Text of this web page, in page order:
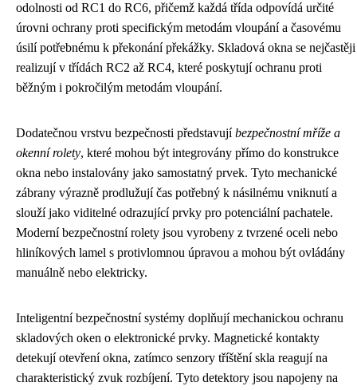
odolnosti od RC1 do RC6, přičemž každá třída odpovídá určité
úrovni ochrany proti specifickým metodám vloupání a časovému
úsilí potřebnému k překonání překážky. Skladová okna se nejčastěji
realizují v třídách RC2 až RC4, které poskytují ochranu proti
běžným i pokročilým metodám vloupání.
Dodatečnou vrstvu bezpečnosti představujíbezpečnostní mříže a
okenní rolety, které mohou být integrovány přímo do konstrukce
okna nebo instalovány jako samostatný prvek. Tyto mechanické
zábrany výrazně prodlužují čas potřebný k násilnému vniknutí a
slouží jako viditelné odrazující prvky pro potenciální pachatele.
Moderní bezpečnostní rolety jsou vyrobeny z tvrzené oceli nebo
hliníkových lamel s protivlomnou úpravou a mohou být ovládány
manuálně nebo elektricky.
Inteligentní bezpečnostní systémy doplňují mechanickou ochranu
skladových oken o elektronické prvky. Magnetické kontakty
detekují otevření okna, zatímco senzory tříštění skla reagují na
charakteristický zvuk rozbíjení. Tyto detektory jsou napojeny na